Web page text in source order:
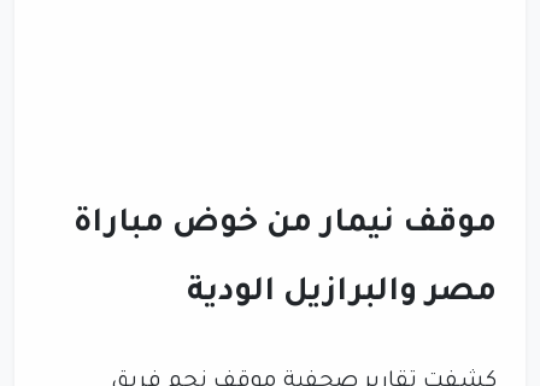
موقف نيمار من خوض مباراة
مصر والبرازيل الودية